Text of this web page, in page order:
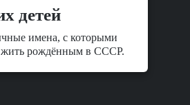
детей
имена, с которыми
жить рождённым в СССР.